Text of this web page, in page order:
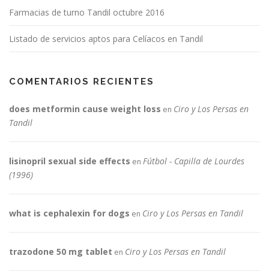
Farmacias de turno Tandil octubre 2016
Listado de servicios aptos para Celíacos en Tandil
COMENTARIOS RECIENTES
does metformin cause weight loss en Ciro y Los Persas en
Tandil
lisinopril sexual side effects en Fútbol - Capilla de Lourdes
(1996)
what is cephalexin for dogs en Ciro y Los Persas en Tandil
trazodone 50 mg tablet en Ciro y Los Persas en Tandil